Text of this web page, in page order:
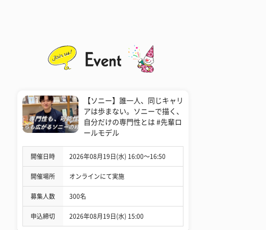
【ソニー】誰一人、同じキャリ
アは歩まない。ソニーで描く、
自分だけの専門性とは #先輩ロ
ールモデル
開催日時 2026年08月19日(水) 16:00〜16:50
開催場所 オンラインにて実施
募集人数 300名
申込締切 2026年08月19日(水) 15:00